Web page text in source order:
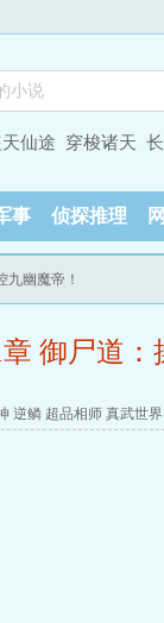
仙途 穿梭诸天
事 侦探推理
九幽魔帝！
御尸道：
逆鳞 超品相师 真武世界